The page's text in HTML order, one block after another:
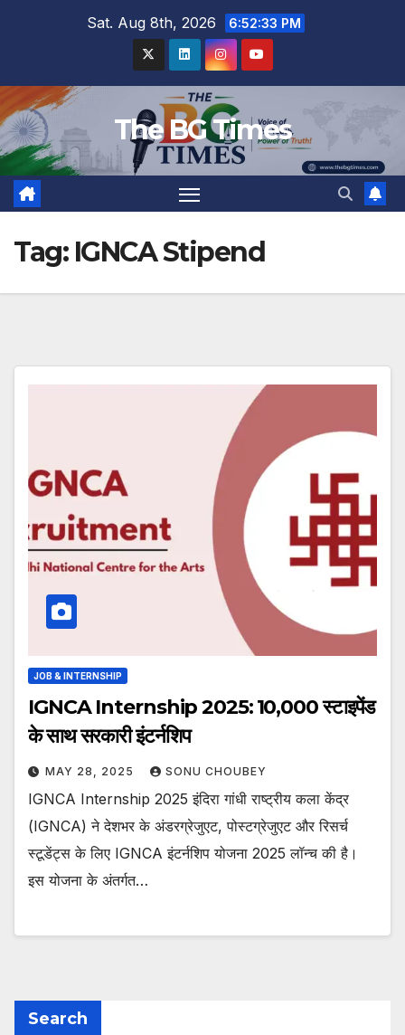
Sat. Aug 8th, 2026 6:52:33 PM
The BG Times
Tag: IGNCA Stipend
JOB & INTERNSHIP
IGNCA Internship 2025: ₹10,000 स्टाइपेंड
के साथ सरकारी इंटर्नशिप
MAY 28, 2025 SONU CHOUBEY
IGNCA Internship 2025 इंदिरा गांधी राष्ट्रीय कला केंद्र
(IGNCA) ने देशभर के अंडरग्रेजुएट, पोस्टग्रेजुएट और रिसर्च
स्टूडेंट्स के लिए IGNCA इंटर्नशिप योजना 2025 लॉन्च की है।
इस योजना के अंतर्गत…
Search